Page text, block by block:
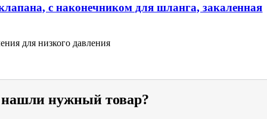
с наконечником для шланга, закаленная
для низкого давления
нужный товар?